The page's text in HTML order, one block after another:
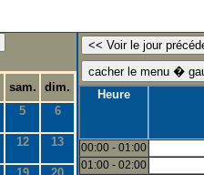
sam.
dim.
5 6
12 13
Heure
00:00 - 01:00
01:00 - 02:00